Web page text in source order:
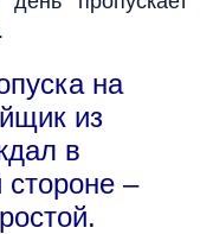
на
из
в
стороне –